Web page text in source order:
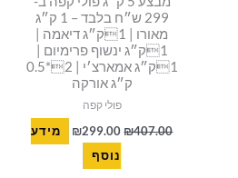
299 ש״ח בלבד – 1 ק״ג
מאורו | 1ק״ג דיאמה |
1ק״ג ינשוף פרימיום |
1ק״ג אמארצ׳י | 2*0.5
ק״ג אורקה
פולי קפה
₪407.00
₪299.00
מידע
נוסף